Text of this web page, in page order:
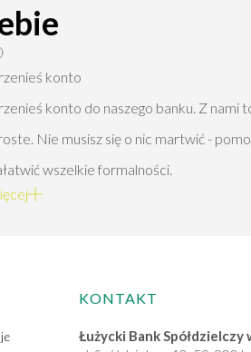
konto
konto do naszego banku. Z nami
Nie musisz się o nic martwić -
wszelkie formalności.
KONTAKT
Łużycki Bank Spółdzielczy